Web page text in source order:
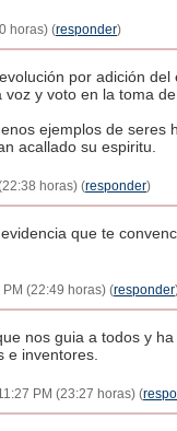
horas) (responder)
por adición del
y voto en la toma
ejemplos de seres
acallado su espiritu.
horas) (responder)
que te
(22:49 horas) (responder
nos guia a todos y
e inventores.
PM (23:27 horas) (